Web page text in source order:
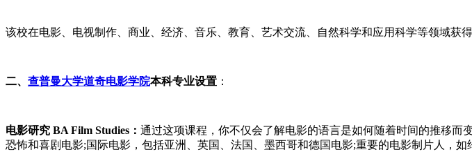
该校在电影、电视制作、商业、经济、音乐、教育、艺术交流、自然科学和应用科学等领域获
二、 查普曼大学道奇电影学院本科专业设置 ：
电影研究 BA Film Studies： 通过这项课程，你不仅会了解电影的语言是如何随着时间的推移而
恐怖和喜剧电影;国际电影，包括亚洲、英国、法国、墨西哥和德国电影;重要的电影制片人，